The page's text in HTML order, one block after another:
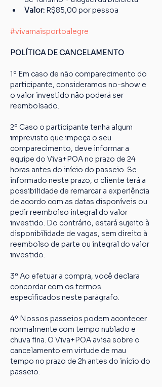
Valor: R$85,00 por pessoa
#vivamaisportoalegre
POLÍTICA DE CANCELAMENTO
1º Em caso de não comparecimento do
participante, consideramos no-show e
o valor investido não poderá ser
reembolsado.
2º Caso o participante tenha algum
imprevisto que impeça o seu
comparecimento, deve informar a
equipe do Viva+POA no prazo de 24
horas antes do início do passeio. Se
informado neste prazo, o cliente terá a
possibilidade de remarcar a experiência
de acordo com as datas disponíveis ou
pedir reembolso integral do valor
investido. Do contrário, estará sujeito à
disponibilidade de vagas, sem direito à
reembolso de parte ou integral do valor
investido.
3º Ao efetuar a compra, você declara
concordar com os termos
especificados neste parágrafo.
4º Nossos passeios podem acontecer
normalmente com tempo nublado e
chuva fina. O Viva+POA avisa sobre o
cancelamento em virtude de mau
tempo no prazo de 2h antes do início do
passeio.